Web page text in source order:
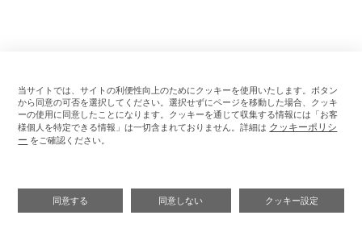
当サイトでは、サイトの利便性向上のためにクッキーを使用いたします。ボタン
から同意の可否を選択してください。選択せずにページを移動した場合、クッキ
ーの使用に同意したことになります。クッキーを通じて収集する情報には「お客
様個人を特定できる情報」は一切含まれておりません。詳細は クッキーポリシ
ー をご確認ください。
同意する 同意しない クッキー設定